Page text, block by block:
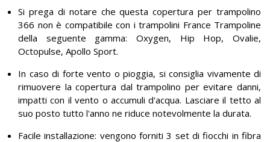
Si prega di notare che questa copertura per trampolino
366 non è compatibile con i trampolini France Trampoline
della seguente gamma: Oxygen, Hip Hop, Ovalie,
Octopulse, Apollo Sport.
In caso di forte vento o pioggia, si consiglia vivamente di
rimuovere la copertura dal trampolino per evitare danni,
impatti con il vento o accumuli d'acqua. Lasciare il tetto al
suo posto tutto l'anno ne riduce notevolmente la durata.
Facile installazione: vengono forniti 3 set di fiocchi in fibra